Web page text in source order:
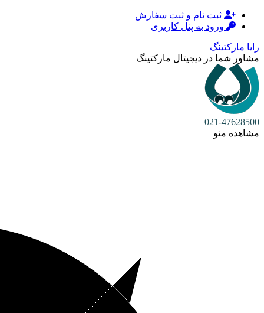
ثبت نام و ثبت سفارش
ورود به پنل کاربری
رایا مارکتینگ
مشاور شما در دیجیتال مارکتینگ
021-47628500
مشاهده منو